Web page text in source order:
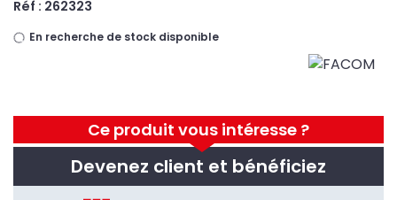
Ce produit vous intéresse ?
Devenez client et bénéficiez
Réf : 262323
En recherche de stock disponible